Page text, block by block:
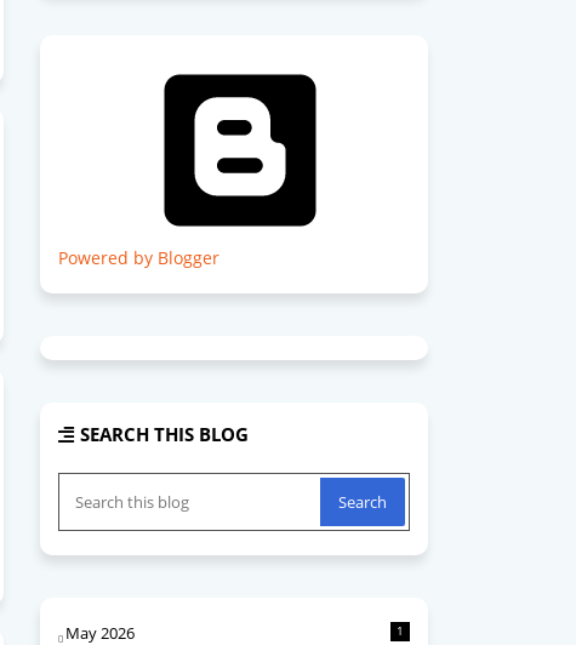
Powered by Blogger
SEARCH THIS BLOG
May 2026 1